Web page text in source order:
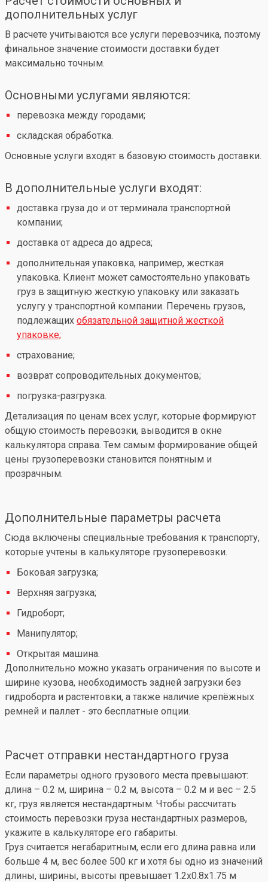
дополнительных услуг
В расчете учитываются все услуги перевозчика, поэтому
финальное значение стоимости доставки будет
максимально точным.
Основными услугами являются:
перевозка между городами;
складская обработка.
Основные услуги входят в базовую стоимость доставки.
В дополнительные услуги входят:
доставка груза до и от терминала транспортной
компании;
доставка от адреса до адреса;
дополнительная упаковка, например, жесткая
упаковка. Клиент может самостоятельно упаковать
груз в защитную жесткую упаковку или заказать
услугу у транспортной компании. Перечень грузов,
подлежащих обязательной защитной жесткой
упаковке;
страхование;
возврат сопроводительных документов;
погрузка-разгрузка.
Детализация по ценам всех услуг, которые формируют
общую стоимость перевозки, выводится в окне
калькулятора справа. Тем самым формирование общей
цены грузоперевозки становится понятным и
прозрачным.
Дополнительные параметры расчета
Сюда включены специальные требования к транспорту,
которые учтены в калькуляторе грузоперевозки.
Боковая загрузка;
Верхняя загрузка;
Гидроборт;
Манипулятор;
Открытая машина.
Дополнительно можно указать ограничения по высоте и
ширине кузова, необходимость задней загрузки без
гидроборта и растентовки, а также наличие крепёжных
ремней и паллет - это бесплатные опции.
Расчет отправки нестандартного груза
Если параметры одного грузового места превышают:
длина – 0.2 м, ширина – 0.2 м, высота – 0.2 м и вес – 2.5
кг, груз является нестандартным. Чтобы рассчитать
стоимость перевозки груза нестандартных размеров,
укажите в калькуляторе его габариты.
Груз считается негабаритным, если его длина равна или
больше 4 м, вес более 500 кг и хотя бы одно из значений
длины, ширины, высоты превышает 1.2x0.8x1.75 м